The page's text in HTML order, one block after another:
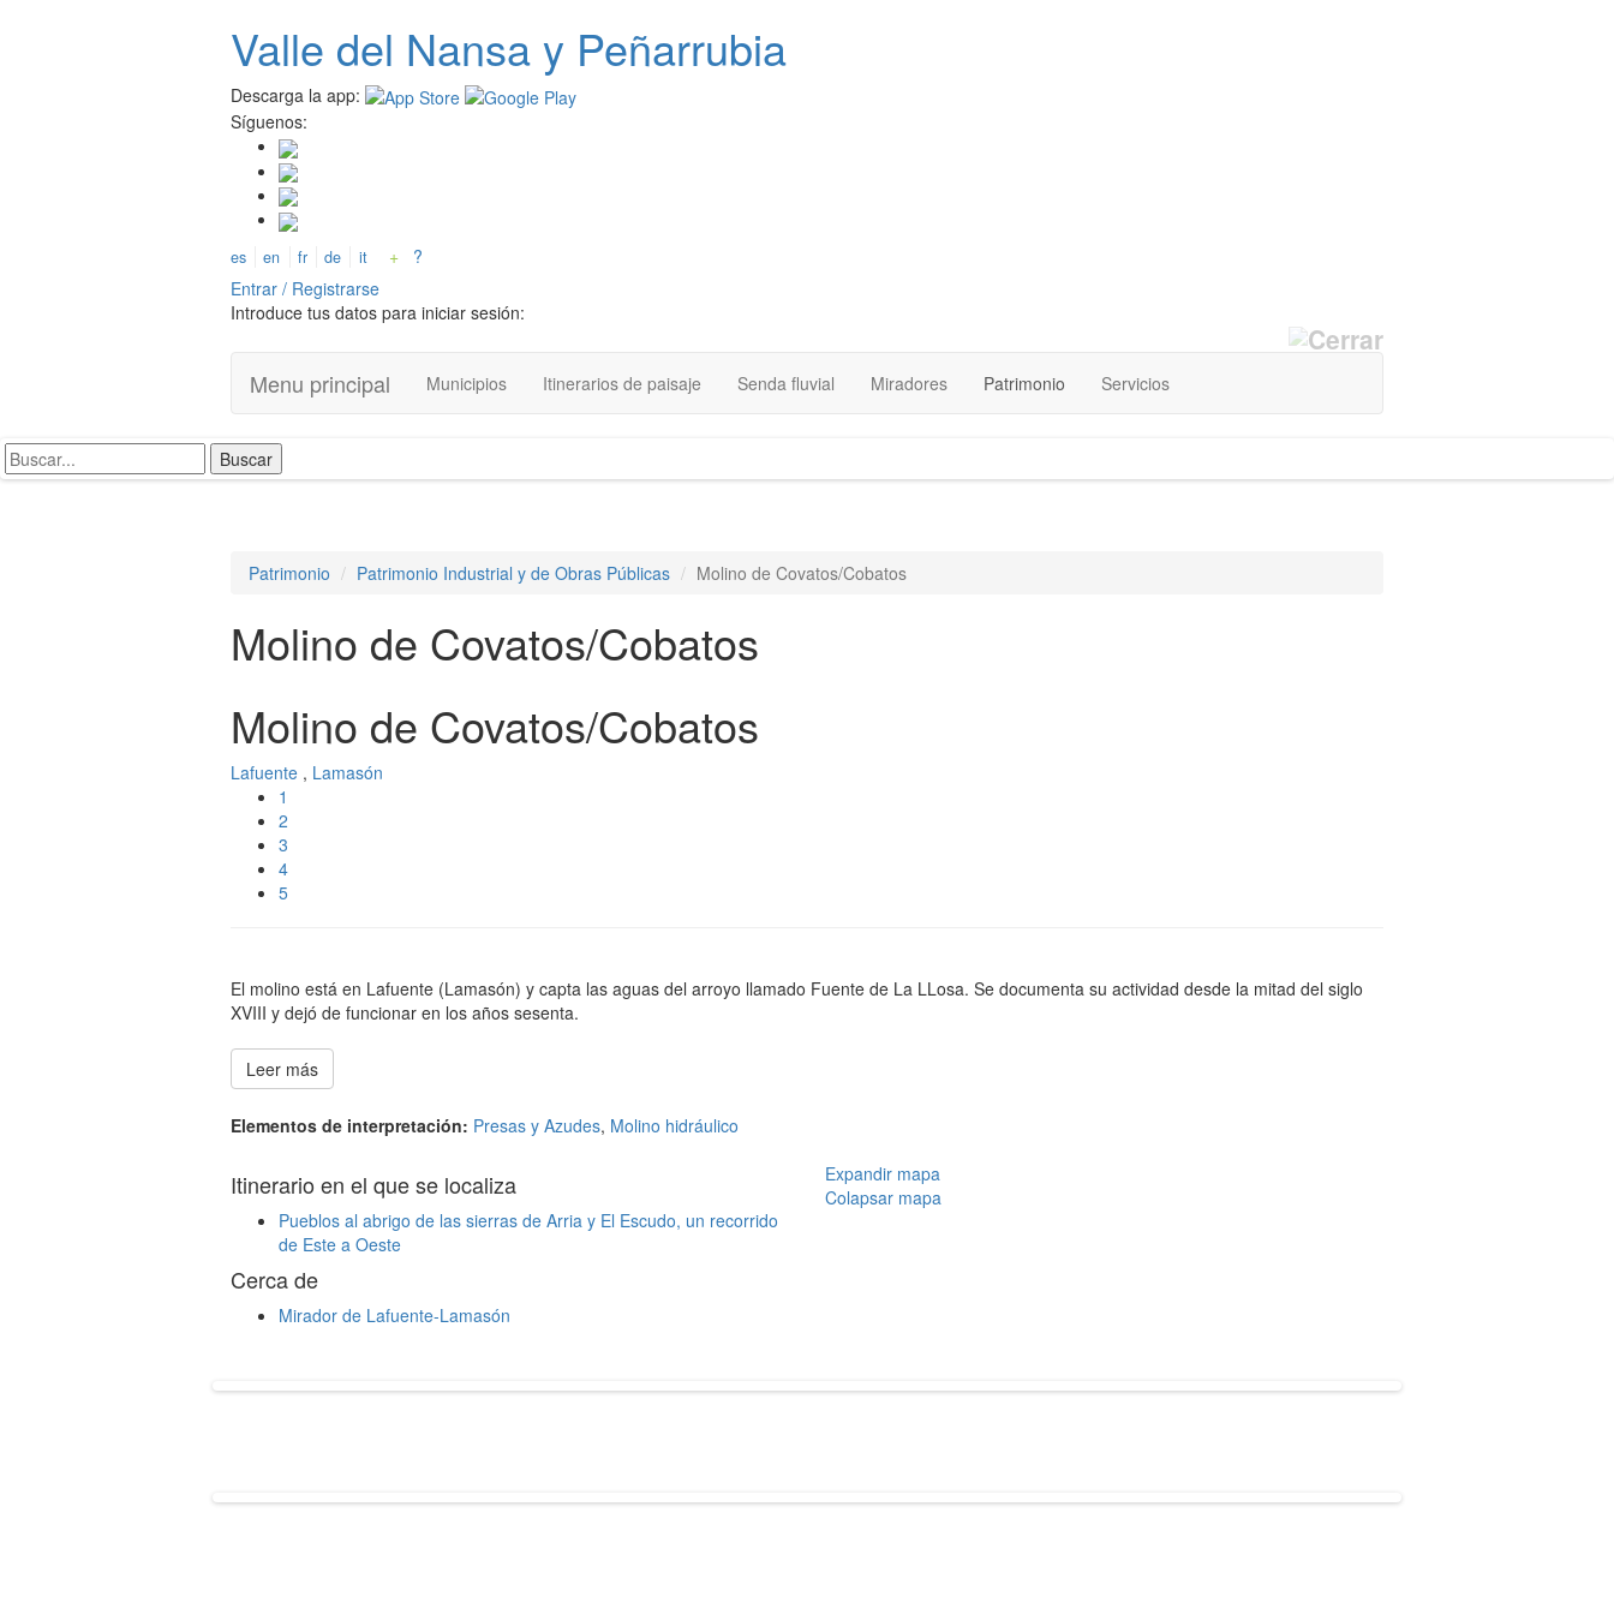
Valle del Nansay Peñarrubia
Descarga la app:
Síguenos:
es en fr de it +
?
Entrar / Registrarse
Introduce tus datos para iniciar sesión:
Menu principal Municipios Itinerarios de paisaje Senda fluvial Miradores Patrimonio Servicios
Patrimonio Patrimonio Industrial y de Obras Públicas Molino de Covatos/Cobatos
Molino de Covatos/Cobatos
Molino de Covatos/Cobatos
Lafuente , Lamasón
1
2
3
4
5
El molino está en Lafuente (Lamasón) y capta las aguas del arroyo llamado Fuente de La LLosa. Se documenta su actividad desde la mitad del siglo
XVIII y dejó de funcionar en los años sesenta.
Leer más
Elementos de interpretación: Presas y Azudes, Molino hidráulico
Itinerario en el que se localiza
Pueblos al abrigo de las sierras de Arria y El Escudo, un recorrido
de Este a Oeste
Cerca de
Mirador de Lafuente-Lamasón
Expandir mapa
Colapsar mapa